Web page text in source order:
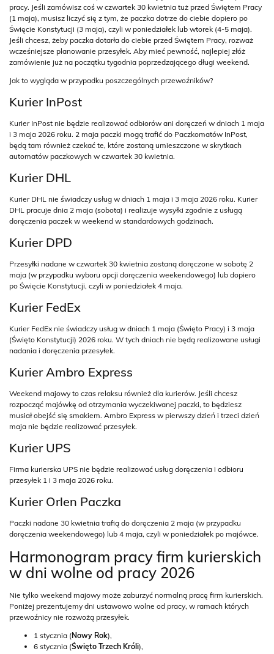
pracy. Jeśli zamówisz coś w czwartek 30 kwietnia tuż przed Świętem Pracy
(1 maja), musisz liczyć się z tym, że paczka dotrze do ciebie dopiero po
Święcie Konstytucji (3 maja), czyli w poniedziałek lub wtorek (4-5 maja).
Jeśli chcesz, żeby paczka dotarła do ciebie przed Świętem Pracy, rozważ
wcześniejsze planowanie przesyłek. Aby mieć pewność, najlepiej złóż
zamówienie już na początku tygodnia poprzedzającego długi weekend.
Jak to wygląda w przypadku poszczególnych przewoźników?
Kurier InPost
Kurier InPost nie będzie realizować odbiorów ani doręczeń w dniach 1 maja
i 3 maja 2026 roku. 2 maja paczki mogą trafić do Paczkomatów InPost,
będą tam również czekać te, które zostaną umieszczone w skrytkach
automatów paczkowych w czwartek 30 kwietnia.
Kurier DHL
Kurier DHL nie świadczy usług w dniach 1 maja i 3 maja 2026 roku. Kurier
DHL pracuje dnia 2 maja (sobota) i realizuje wysyłki zgodnie z usługą
doręczenia paczek w weekend w standardowych godzinach.
Kurier DPD
Przesyłki nadane w czwartek 30 kwietnia zostaną doręczone w sobotę 2
maja (w przypadku wyboru opcji doręczenia weekendowego) lub dopiero
po Święcie Konstytucji, czyli w poniedziałek 4 maja.
Kurier FedEx
Kurier FedEx nie świadczy usług w dniach 1 maja (Święto Pracy) i 3 maja
(Święto Konstytucji) 2026 roku. W tych dniach nie będą realizowane usługi
nadania i doręczenia przesyłek.
Kurier Ambro Express
Weekend majowy to czas relaksu również dla kurierów. Jeśli chcesz
rozpocząć majówkę od otrzymania wyczekiwanej paczki, to będziesz
musiał obejść się smakiem. Ambro Express w pierwszy dzień i trzeci dzień
maja nie będzie realizować przesyłek.
Kurier UPS
Firma kurierska UPS nie będzie realizować usług doręczenia i odbioru
przesyłek 1 i 3 maja 2026 roku.
Kurier Orlen Paczka
Paczki nadane 30 kwietnia trafią do doręczenia 2 maja (w przypadku
doręczenia weekendowego) lub 4 maja, czyli w poniedziałek po majówce.
Harmonogram pracy firm kurierskich
w dni wolne od pracy 2026
Nie tylko weekend majowy może zaburzyć normalną pracę firm kurierskich.
Poniżej prezentujemy dni ustawowo wolne od pracy, w ramach których
przewoźnicy nie rozwożą przesyłek.
1 stycznia (Nowy Rok),
6 stycznia (Święto Trzech Króli),